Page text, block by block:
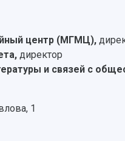
центр (МГМЦ),
директор
и связей с
1